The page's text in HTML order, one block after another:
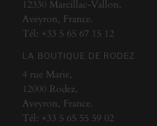
12330 Marcillac-Vallon,
Aveyron, France.
Tél: +33 5 65 67 15 12
LA BOUTIQUE DE RODEZ
4 rue Marie,
12000 Rodez,
Aveyron, France.
Tél: +33 5 65 55 59 02